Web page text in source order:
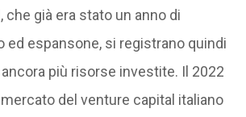
che già era stato un anno di
ed espansone, si registrano quindi
più risorse investite. Il 2022
del venture capital italiano